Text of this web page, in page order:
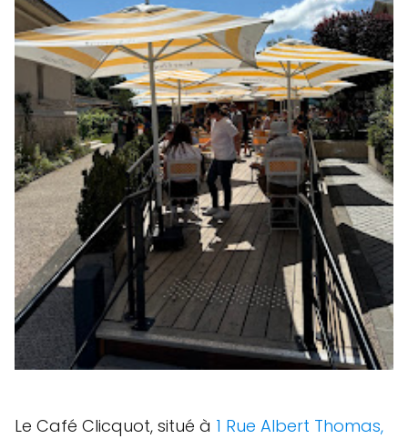
Le Café Clicquot, situé à 1 Rue Albert Thomas,